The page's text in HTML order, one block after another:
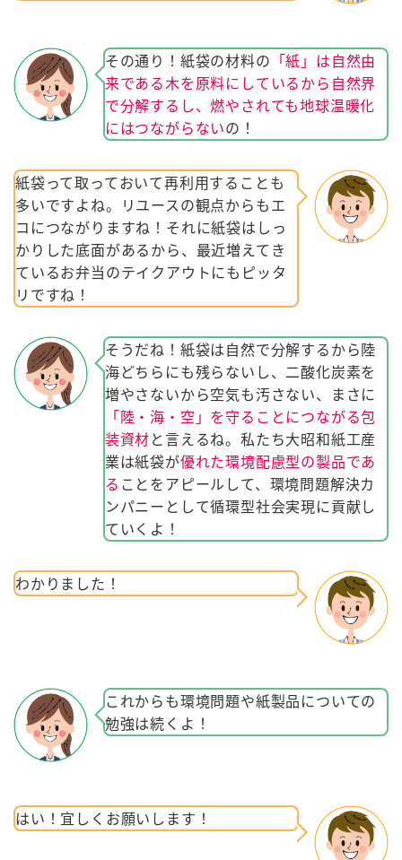
その通り！紙袋の材料の 「紙」は自然由
来である木を原料にしているから自然界
で分解するし、燃やされても地球温暖化
にはつながらないの！
紙袋って取っておいて再利用することも
多いですよね。リユースの観点からもエ
コにつながりますね！それに紙袋はしっ
かりした底面があるから、最近増えてき
ているお弁当のテイクアウトにもピッタ
リですね！
そうだね！紙袋は自然で分解するから陸
海どちらにも残らないし、二酸化炭素を
増やさないから空気も汚さない、まさに
「陸・海・空」を守ることにつながる包
装資材と言えるね。私たち大昭和紙工産
業は紙袋が優れた環境配慮型の製品であ
る ことをアピールして、環境問題解決カ
ンパニーとして循環型社会実現に貢献し
ていくよ！
わかりました！
これからも環境問題や紙製品についての
勉強は続くよ！
はい！宜しくお願いします！